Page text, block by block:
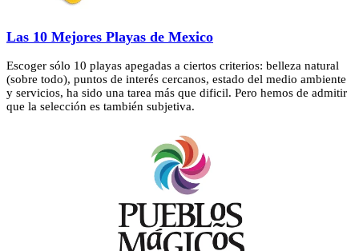
Las 10 Mejores Playas de Mexico
Escoger sólo 10 playas apegadas a ciertos criterios: belleza natural
(sobre todo), puntos de interés cercanos, estado del medio ambiente
y servicios, ha sido una tarea más que dificil. Pero hemos de admitir
que la selección es también subjetiva.